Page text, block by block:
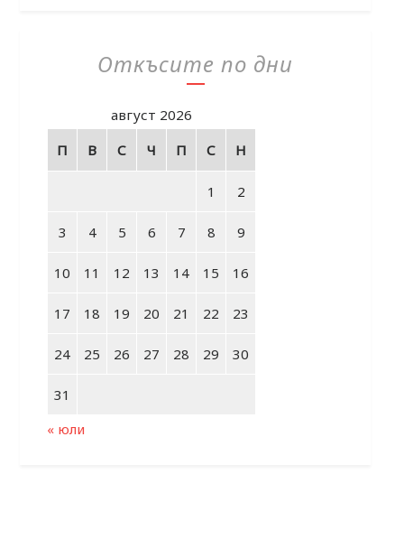
Откъсите по дни
август 2026
П
В С Ч П С Н
1 2
3 4 5 6 7 8 9
10 11 12 13 14 15 16
17 18 19 20 21 22 23
24 25 26 27 28 29 30
31
« юли